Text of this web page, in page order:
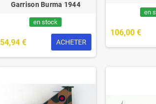
Garrison Burma 1944
en stock
54,94 € ACHETER
en
106,00 €